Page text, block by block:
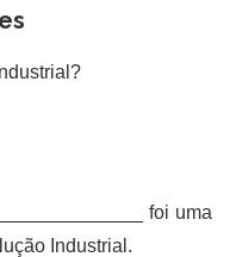
foi uma
Industrial.